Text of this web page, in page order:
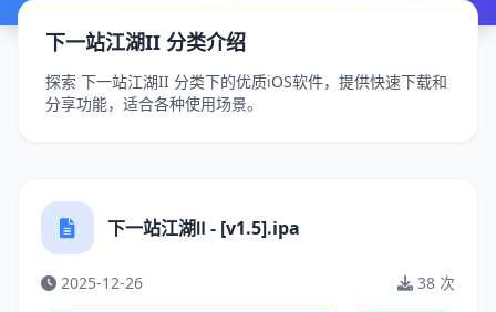
下一站江湖II 分类介绍
探索 下一站江湖II 分类下的优质iOS软件，提供快速下载和
分享功能，适合各种使用场景。
下一站江湖Ⅱ - [v1.5].ipa
2025-12-26 38 次